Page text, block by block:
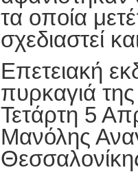
τα οποία
σχεδιαστεί
Επετειακή
πυρκαγιά
Τετάρτη 5
Μανόλης